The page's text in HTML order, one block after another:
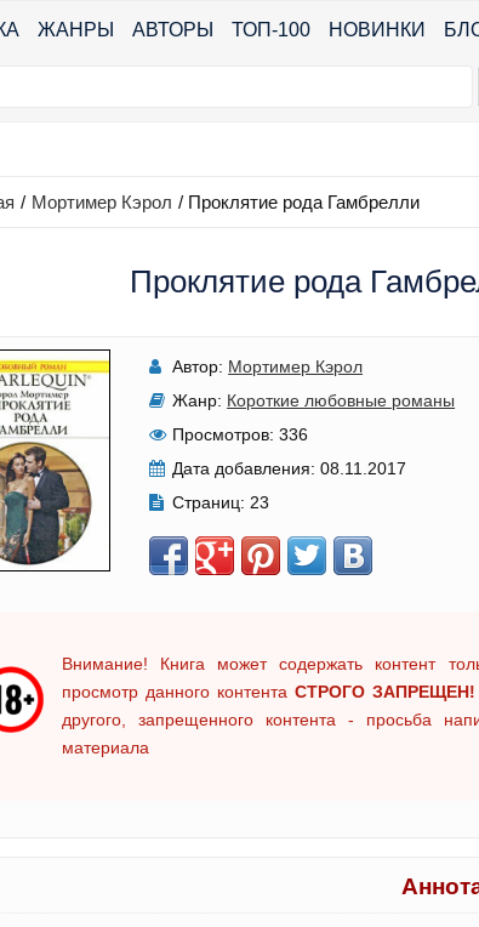
ЖАНРЫ АВТОРЫ ТОП-100 НОВИНКИ
/ Мортимер Кэрол / Проклятие рода Гамбрелли
Проклятие рода
Автор: Мортимер Кэрол
Жанр: Короткие любовные романы
Просмотров: 336
Дата добавления: 08.11.2017
Страниц: 23
Внимание! Книга может содержать контент
просмотр данного контента СТРОГО ЗАПРЕЩЕН!
другого, запрещенного контента - просьба
материала